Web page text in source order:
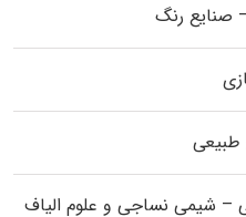
صنایع رنگ
طبیعی
– شیمی نساجی و علوم الیاف